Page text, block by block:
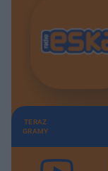
TERAZ
GRAMY